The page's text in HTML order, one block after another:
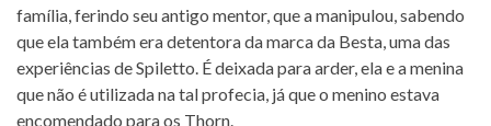
família, ferindo seu antigo mentor, que a manipulou, sabendo
que ela também era detentora da marca da Besta, uma das
experiências de Spiletto. É deixada para arder, ela e a menina
que não é utilizada na tal profecia, já que o menino estava
encomendado para os Thorn.